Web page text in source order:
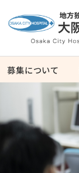
募集について